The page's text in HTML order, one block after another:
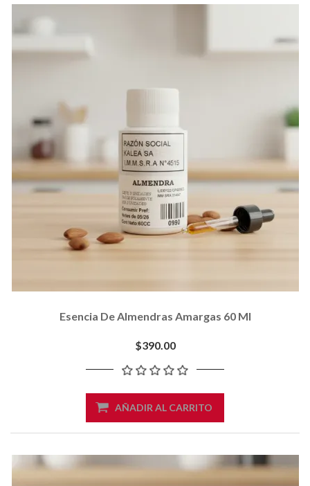
Esencia De Almendras Amargas 60 Ml
$390.00
AÑADIR AL CARRITO